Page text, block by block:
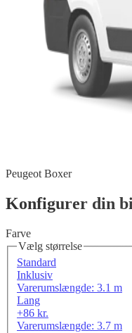
Peugeot Boxer
Konfigurer din
Farve
Vælg størrelse
Standard
Inklusiv
Varerumslængde: 3.1 m
Lang
+86 kr.
Varerumslængde: 3.7 m